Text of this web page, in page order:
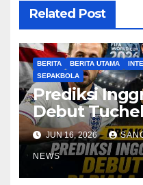
Related Post
BERITA BERITA UTAMA
SEPAKBOLA
Prediksi
Debut
2026
JUN 16, 2026
NEWS